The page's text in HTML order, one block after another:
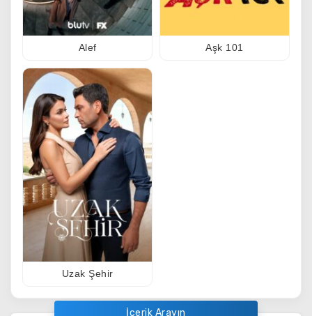
Alef Aşk 101
Uzak Şehir
İçerik Arayın